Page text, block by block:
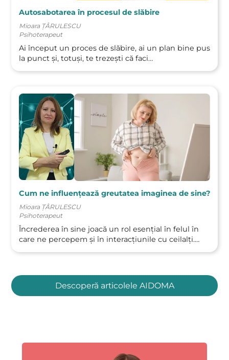
Autosabotarea în procesul de slăbire
Mioara ȚÂRULESCU
Psihoterapeut
Ai început un proces de slăbire, ai un plan bine pus
la punct și, totuși, te trezești că faci…
Cum ne influențează greutatea imaginea de sine?
Mioara ȚÂRULESCU
Psihoterapeut
Încrederea în sine joacă un rol esențial în felul în
care ne percepem și în interacțiunile cu ceilalți.…
Descoperă articolele AIDOMA